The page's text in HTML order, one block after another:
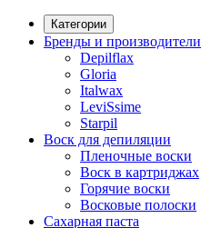
Категории
Бренды и производители
Depilflax
Gloria
Italwax
LeviSsime
Starpil
Воск для депиляции
Пленочные воски
Воск в картриджах
Горячие воски
Восковые полоски
Сахарная паста